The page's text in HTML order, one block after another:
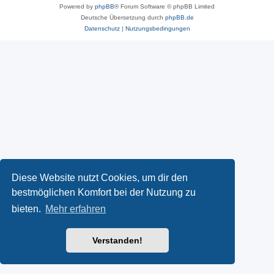
Diese Website nutzt Cookies, um dir den
bestmöglichen Komfort bei der Nutzung zu
bieten. Mehr erfahren
Verstanden!
Powered by phpBB® Forum Software © phpBB Limited
Deutsche Übersetzung durch phpBB.de
Datenschutz| Nutzungsbedingungen